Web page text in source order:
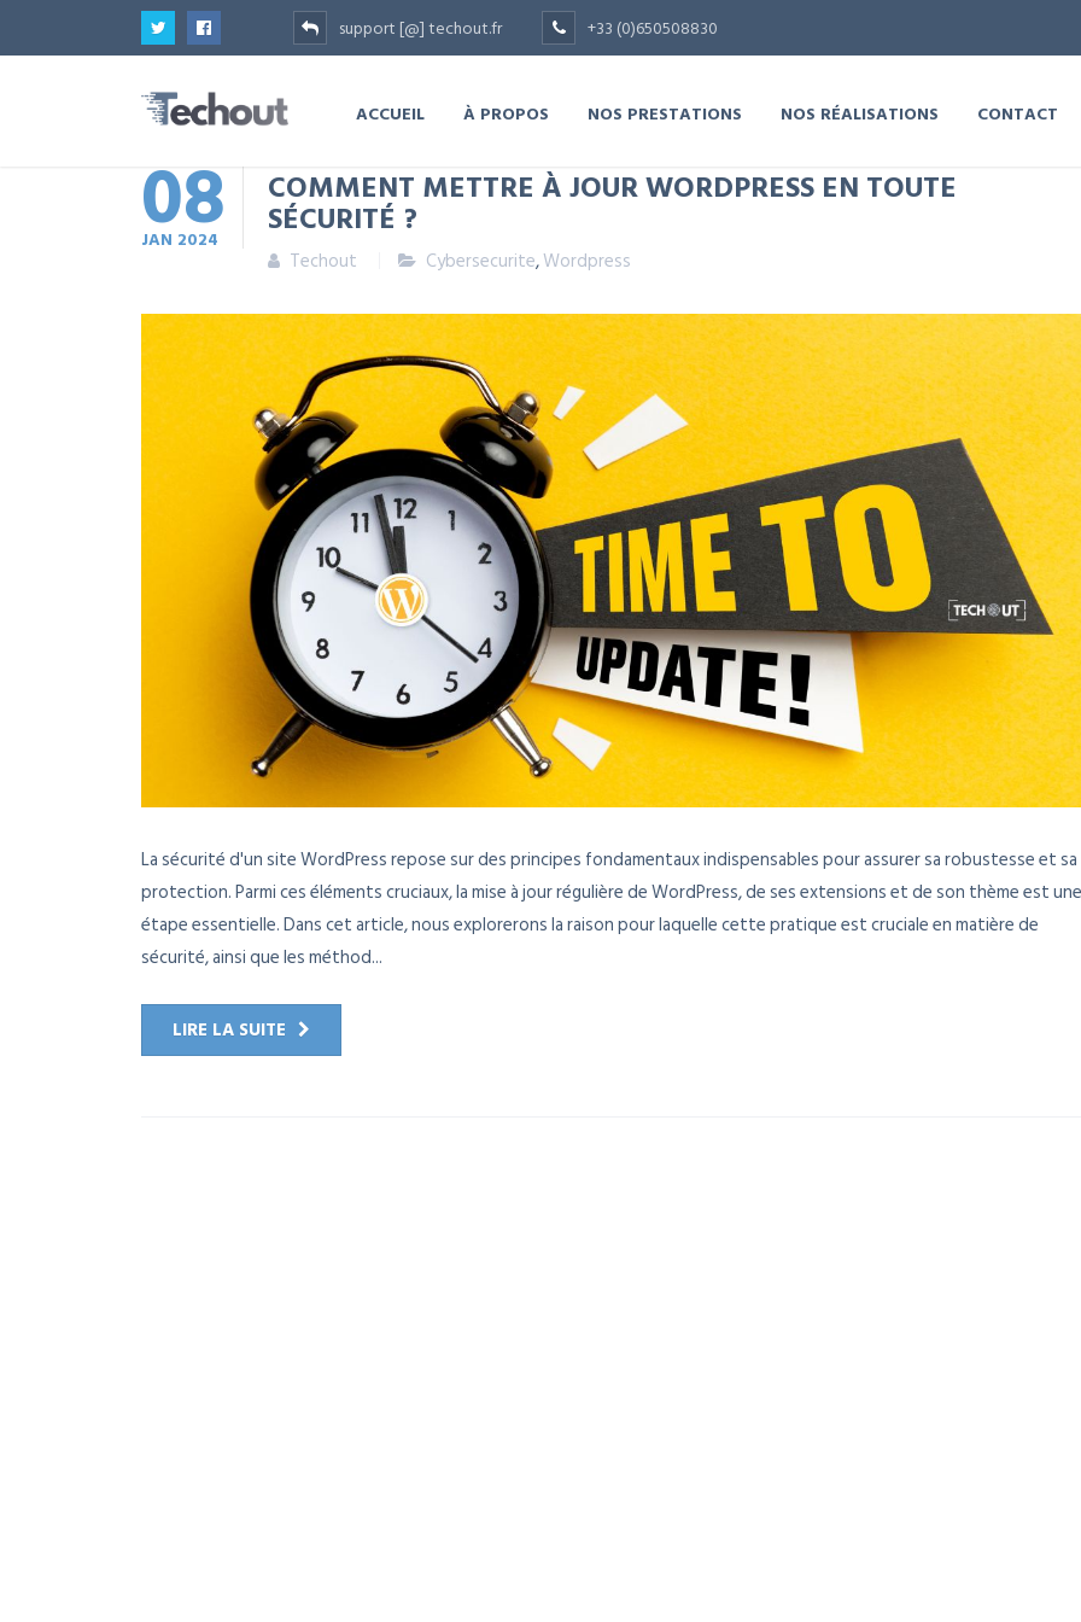
support [@] techout.fr +33 (0)650508830
ACCUEIL À PROPOS NOS PRESTATIONS NOS RÉALISATIONS CONTACT
08
JAN 2024
COMMENT METTRE À JOUR WORDPRESS EN TOUTE
SÉCURITÉ ?
Techout Cybersecurite,Wordpress
La sécurité d'un site WordPress repose sur des principes fondamentaux indispensables pour assurer sa robustesse et sa
protection. Parmi ces éléments cruciaux, la mise à jour régulière de WordPress, de ses extensions et de son thème est une
étape essentielle. Dans cet article, nous explorerons la raison pour laquelle cette pratique est cruciale en matière de
sécurité, ainsi que les méthod...
LIRE LA SUITE